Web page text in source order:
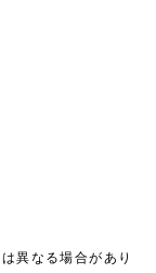
異なる場合があり